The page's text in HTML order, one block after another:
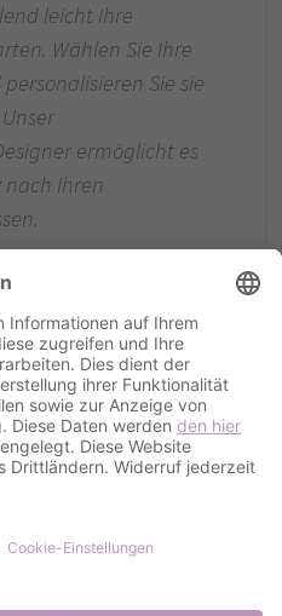
leicht Ihre
Wählen Sie Ihre
Sie sie
ermöglicht es
Ihren
Sie Ihre
(geschlossen)
Format: 16,2 x 11,4